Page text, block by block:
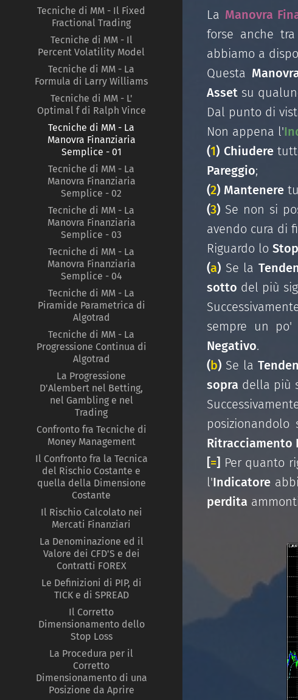
Tecniche di MM - Il Fixed
Fractional Trading
Tecniche di MM - Il
Percent Volatility Model
Tecniche di MM - La
Formula di Larry Williams
Tecniche di MM - L'
Optimal f di Ralph Vince
Tecniche di MM - La
Manovra Finanziaria
Semplice - 01
Tecniche di MM - La
Manovra Finanziaria
Semplice - 02
Tecniche di MM - La
Manovra Finanziaria
Semplice - 03
Tecniche di MM - La
Manovra Finanziaria
Semplice - 04
Tecniche di MM - La
Piramide Parametrica di
Algotrad
Tecniche di MM - La
Progressione Continua di
Algotrad
La Progressione
D'Alembert nel Betting,
nel Gambling e nel
Trading
Confronto fra Tecniche di
Money Management
Il Confronto fra la Tecnica
del Rischio Costante e
quella della Dimensione
Costante
Il Rischio Calcolato nei
Mercati Finanziari
La Denominazione ed il
Valore dei CFD'S e dei
Contratti FOREX
Le Definizioni di PIP, di
TICK e di SPREAD
Il Corretto
Dimensionamento dello
Stop Loss
La Procedura per il
Corretto
Dimensionamento di una
Posizione da Aprire
La Manovra
forse anche
abbiamo a
Questa
Asset su
Dal punto di
Non appena l'
(1) Chiudere
Pareggio;
(2) Mantenere
(3) Se non si
avendo cura di
Riguardo lo
(a) Se la
sotto del più
sempre un po'
Negativo.
(b) Se la
sopra della più
Ritracciamento
[=] Per quanto
l'Indicatore
perdita